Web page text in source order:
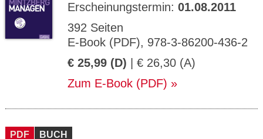
Erscheinungstermin: 01.08.2011
392 Seiten
E-Book (PDF), 978-3-86200-436-2
€ 25,99 (D) | € 26,30 (A)
Zum E-Book (PDF)
PDF BUCH